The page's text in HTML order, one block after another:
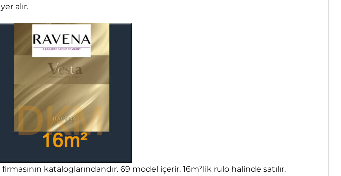
alır.
kataloglarındandır. 69 model içerir. 16m²lik rulo halinde satılır.